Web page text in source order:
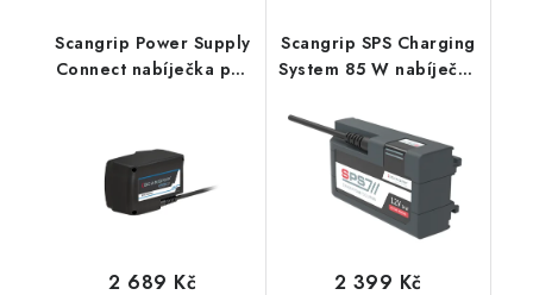
Scangrip Power Supply
Connect nabíječka pro
2 689 Kč
Scangrip SPS Charging
System 85 W nabíječka
Multimatch 8
2 399 Kč